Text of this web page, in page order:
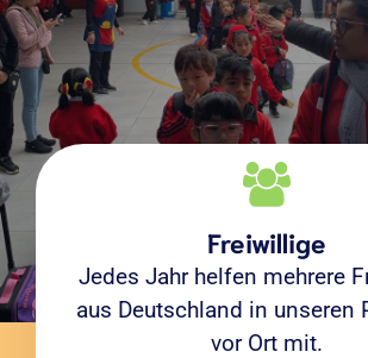
Freiwillige
Jedes Jahr helfen mehrere
aus Deutschland in unseren
vor Ort mit.